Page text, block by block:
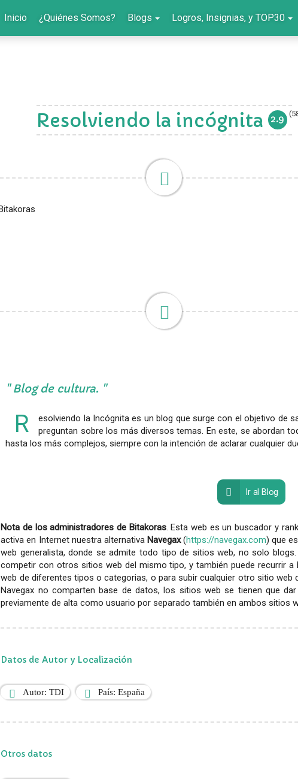
Inicio ¿Quiénes Somos? Blogs Logros, Insignias, y TOP30
Resolviendo la incógnita 2.9
Blog de cultura.
R
esolviendo la Incógnita es un blog que surge con el objetivo de
preguntan sobre los más diversos temas. En este, se abordan
hasta los más complejos, siempre con la intención de aclarar cualquier
Ir al Blog
Nota de los administradores de Bitakoras. Esta web es un buscador y
activa en Internet nuestra alternativa Navegax(https://navegax.com) que
web generalista, donde se admite todo tipo de sitios web, no solo
competir con otros sitios web del mismo tipo, y también puede recurrir
web de diferentes tipos o categorias, o para subir cualquier otro sitio web
Navegax no comparten base de datos, los sitios web se tienen que
previamente de alta como usuario por separado también en ambos sitios
Datos de Autor y Localización
Autor: TDI País: España
Otros datos